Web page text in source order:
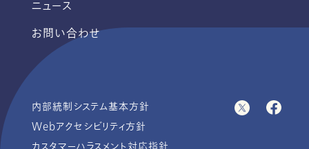
ニュース
お問い合わせ
内部統制システム基本方針
Webアクセシビリティ方針